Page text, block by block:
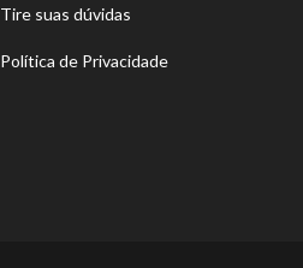
Tire suas dúvidas
Política de Privacidade